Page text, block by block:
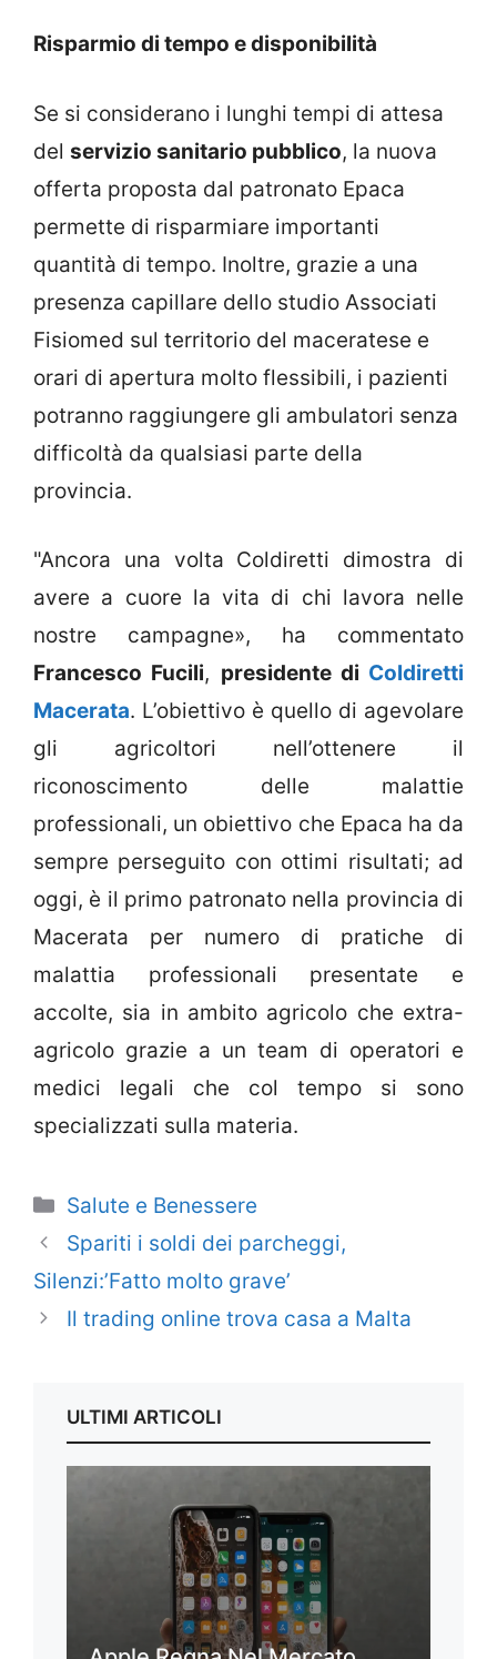
Risparmio di tempo e disponibilità
Se si considerano i lunghi tempi di attesa
del servizio sanitario pubblico, la nuova
offerta proposta dal patronato Epaca
permette di risparmiare importanti
quantità di tempo. Inoltre, grazie a una
presenza capillare dello studio Associati
Fisiomed sul territorio del maceratese e
orari di apertura molto flessibili, i pazienti
potranno raggiungere gli ambulatori senza
difficoltà da qualsiasi parte della
provincia.
"Ancora una volta Coldiretti dimostra di
avere a cuore la vita di chi lavora nelle
nostre campagne», ha commentato
Francesco Fucili, presidente di Coldiretti
Macerata. L’obiettivo è quello di agevolare
gli agricoltori nell’ottenere il
riconoscimento delle malattie
professionali, un obiettivo che Epaca ha da
sempre perseguito con ottimi risultati; ad
oggi, è il primo patronato nella provincia di
Macerata per numero di pratiche di
malattia professionali presentate e
accolte, sia in ambito agricolo che extra-
agricolo grazie a un team di operatori e
medici legali che col tempo si sono
specializzati sulla materia.
Categorie
Salute e Benessere
Spariti i soldi dei parcheggi,
Silenzi:’Fatto molto grave’
Il trading online trova casa a Malta
ULTIMI ARTICOLI